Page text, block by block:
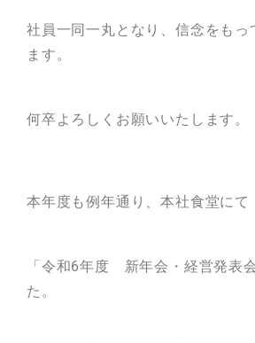
社員一同一丸となり、信念をもっ
ます。
何卒よろしくお願いいたします。
本年度も例年通り、本社食堂にて
「令和6年度 新年会・経営発表
た。